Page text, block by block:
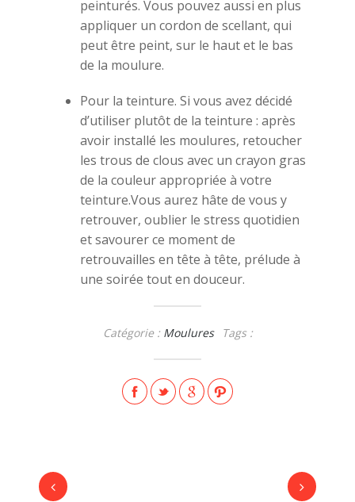
peinturés. Vous pouvez aussi en plus
appliquer un cordon de scellant, qui
peut être peint, sur le haut et le bas
de la moulure.
Pour la teinture. Si vous avez décidé
d’utiliser plutôt de la teinture : après
avoir installé les moulures, retoucher
les trous de clous avec un crayon gras
de la couleur appropriée à votre
teinture.Vous aurez hâte de vous y
retrouver, oublier le stress quotidien
et savourer ce moment de
retrouvailles en tête à tête, prélude à
une soirée tout en douceur.
Catégorie : Moulures Tags :